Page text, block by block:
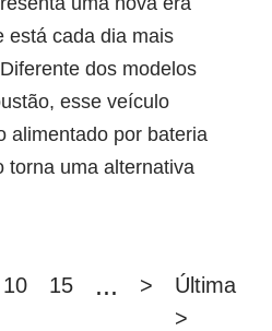
está cada dia mais
dos modelos
esse veículo
alimentado por bateria
torna uma alternativa
10 15 ... >
Última
>